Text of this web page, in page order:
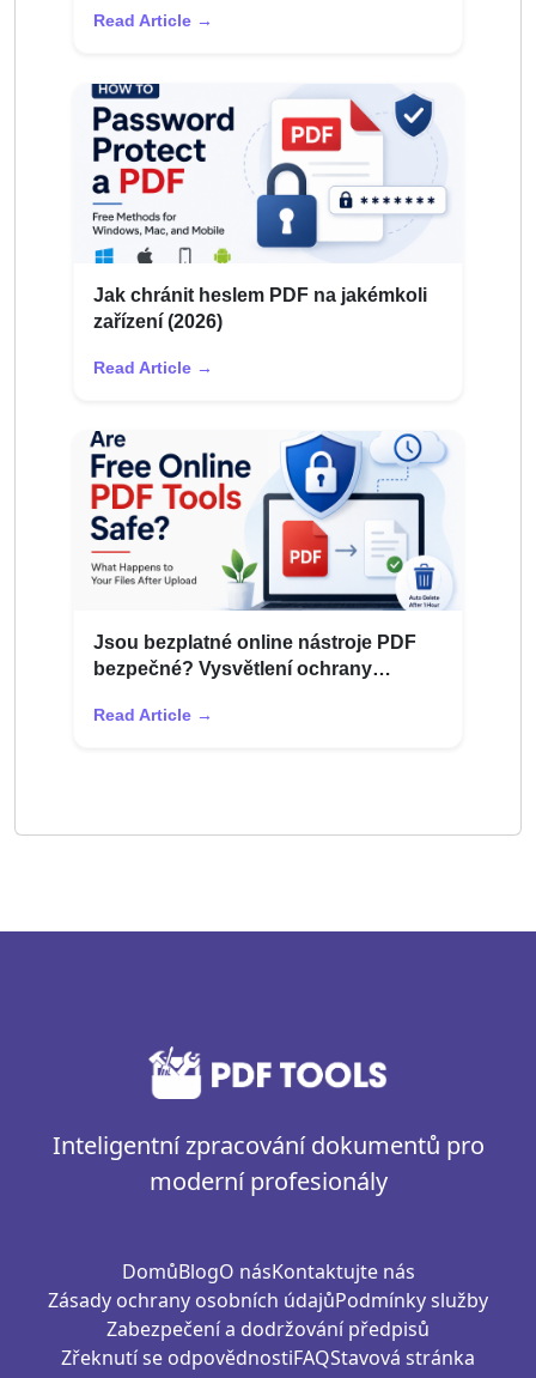
Read Article →
Jak chránit heslem PDF na jakémkoli
zařízení (2026)
Read Article →
Jsou bezplatné online nástroje PDF
bezpečné? Vysvětlení ochrany
Read Article →
Inteligentní zpracování dokumentů pro
moderní profesionály
DomůBlogO násKontaktujte nás
Zásady ochrany osobních údajůPodmínky služby
Zabezpečení a dodržování předpisů
Zřeknutí se odpovědnostiFAQStavová stránka